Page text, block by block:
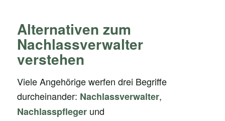
Alternativen zum
Nachlassverwalter
verstehen
Viele Angehörige werfen drei Begriffe
durcheinander: Nachlassverwalter,
Nachlasspflegerund